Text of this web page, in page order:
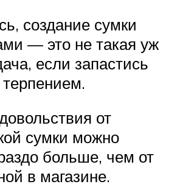
создание сумки
— это не такая уж
если запастись
от
сумки можно
больше, чем от
в магазине.